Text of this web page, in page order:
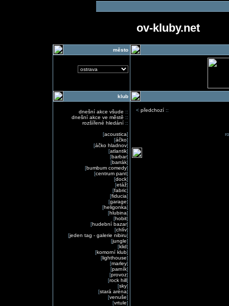
ov-kluby.net
město
klub
dnešní akce všude ::
dnešní akce ve městě ::
rozšířené hledání::
[acoustica]
[áčko]
[áčko hladnov]
[atlantik]
[barbar]
[barrák]
[bumbum comedy]
[centrum pant]
[dock]
[etáž]
[fabric]
[fiducia]
[garage]
[heligonka]
[hlubina]
[hobit]
[hudební bazar]
[chlív]
[jeden tag - galerie nibiru]
[jungle]
[klid]
[komorní klub]
[lighthouse]
[marley]
[parník]
[provoz]
[rock hill]
[sky]
[stará aréna]
[venuše]
[vrtule]
< předchozí::